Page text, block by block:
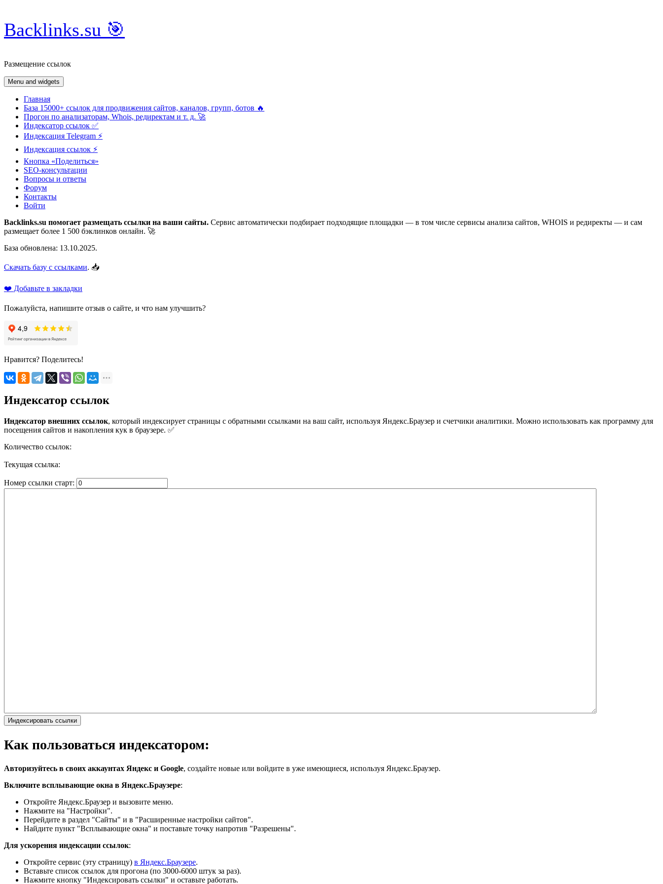
Skip
to
content
Backlinks.su 🎯
Размещение ссылок
Menu and widgets
Главная
База 15000+ ссылок для продвижения сайтов, каналов, групп, ботов 🔥
Прогон по анализаторам, Whois, редиректам и т. д. 🚀
Индексатор ссылок ✅
Индексация Telegram ⚡️
Индексация ссылок ⚡️
Кнопка «Поделиться»
SEO-консультации
Вопросы и ответы
Форум
Контакты
Войти
Backlinks.su помогает размещать ссылки на ваши сайты. Сервис автоматически подбирает подходящие площадки — в том числе сервисы анализа сайтов, WHOIS и редиректы — и сам
размещает более 1 500 бэклинков онлайн. 🚀
База обновлена: 13.10.2025.
Скачать базу с ссылками. 📥
❤️ Добавьте в закладки
Пожалуйста, напишите отзыв о сайте, и что нам улучшить?
Нравится? Поделитесь!
Индексатор ссылок
Индексатор внешних ссылок, который индексирует страницы с обратными ссылками на ваш сайт, используя Яндекс.Браузер и счетчики аналитики. Можно использовать как программу для
посещения сайтов и накопления кук в браузере. ✅
Количество ссылок:
Текущая ссылка:
Номер ссылки старт:
Индексировать ссылки
Как пользоваться индексатором:
Авторизуйтесь в своих аккаунтах Яндекс и Google, создайте новые или войдите в уже имеющиеся, используя Яндекс.Браузер.
Включите всплывающие окна в Яндекс.Браузере:
Откройте Яндекс.Браузер и вызовите меню.
Нажмите на "Настройки".
Перейдите в раздел "Сайты" и в "Расширенные настройки сайтов".
Найдите пункт "Всплывающие окна" и поставьте точку напротив "Разрешены".
Для ускорения индексации ссылок:
Откройте сервис (эту страницу) в Яндекс.Браузере.
Вставьте список ссылок для прогона (по 3000-6000 штук за раз).
Нажмите кнопку "Индексировать ссылки" и оставьте работать.